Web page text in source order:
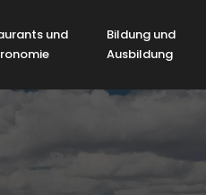
und
Bildung und
Ausbildung